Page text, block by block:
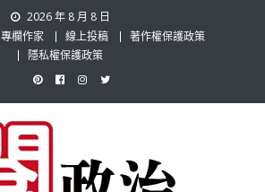
2026 年 8 月 8 日
專欄作家 線上投稿
著作權保護政策
隱私權保護政策